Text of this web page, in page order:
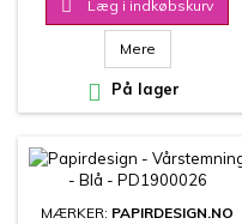
 Læg i indkøbskurv
Mere
 På lager
MÆRKER: PAPIRDESIGN.NO